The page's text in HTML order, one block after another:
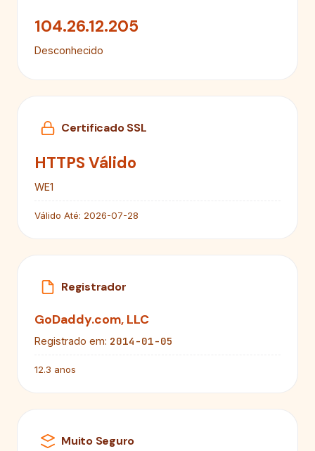
104.26.12.205
Desconhecido
Certificado SSL
HTTPS Válido
WE1
Válido Até: 2026-07-28
Registrador
GoDaddy.com, LLC
Registrado em: 2014-01-05
12.3 anos
Muito Seguro